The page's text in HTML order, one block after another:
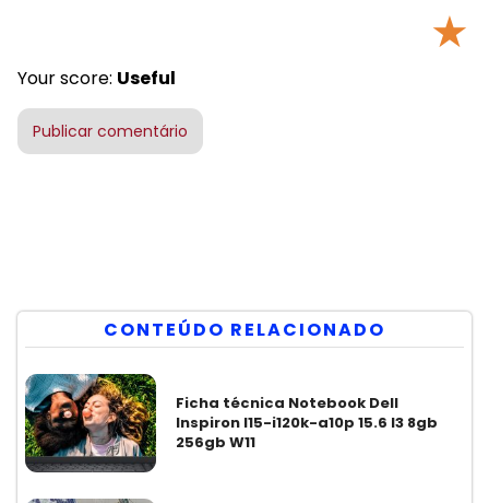
★
Your score: Useful
CONTEÚDO RELACIONADO
Ficha técnica Notebook Dell
Inspiron I15-i120k-a10p 15.6 I3 8gb
256gb W11